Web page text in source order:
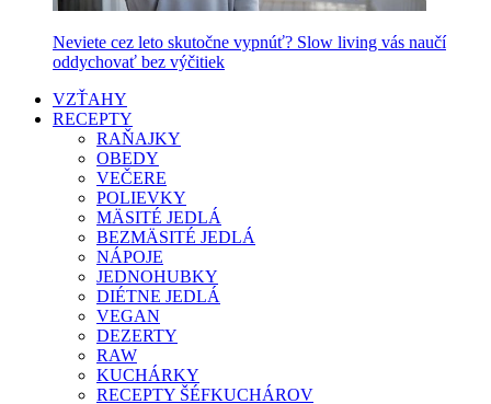
Neviete cez leto skutočne vypnúť? Slow living vás naučí
oddychovať bez výčitiek
VZŤAHY
RECEPTY
RAŇAJKY
OBEDY
VEČERE
POLIEVKY
MÄSITÉ JEDLÁ
BEZMÄSITÉ JEDLÁ
NÁPOJE
JEDNOHUBKY
DIÉTNE JEDLÁ
VEGAN
DEZERTY
RAW
KUCHÁRKY
RECEPTY ŠÉFKUCHÁROV